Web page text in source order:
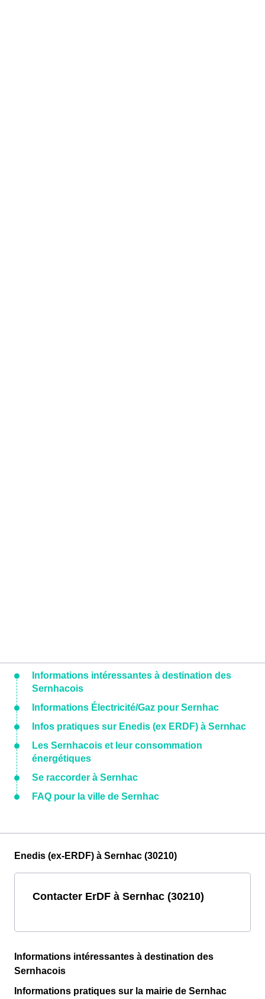
Informations intéressantes à destination des
Sernhacois
Informations Électricité/Gaz pour Sernhac
Infos pratiques sur Enedis (ex ERDF) à Sernhac
Les Sernhacois et leur consommation
énergétiques
Se raccorder à Sernhac
FAQ pour la ville de Sernhac
Enedis (ex-ERDF) à Sernhac (30210)
Contacter ErDF à Sernhac (30210)
Informations intéressantes à destination des
Sernhacois
Informations pratiques sur la mairie de Sernhac